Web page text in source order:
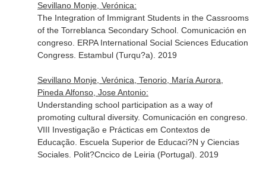
Sevillano Monje, Verónica:
The Integration of Immigrant Students in the Cassrooms
of the Torreblanca Secondary School. Comunicación en
congreso. ERPA International Social Sciences Education
Congress. Estambul (Turqu?a). 2019
Sevillano Monje, Verónica, Tenorio, María Aurora,
Pineda Alfonso, Jose Antonio:
Understanding school participation as a way of
promoting cultural diversity. Comunicación en congreso.
VIII Investigação e Prácticas em Contextos de
Educação. Escuela Superior de Educaci?N y Ciencias
Sociales. Polit?Cncico de Leiria (Portugal). 2019